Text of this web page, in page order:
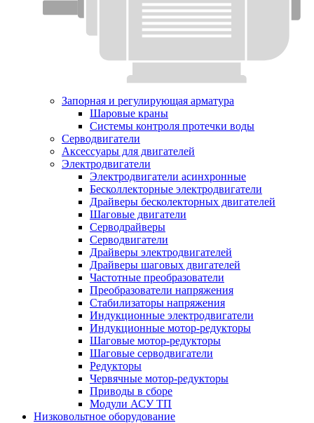
Запорная и регулирующая арматура
Шаровые краны
Системы контроля протечки воды
Серводвигатели
Аксессуары для двигателей
Электродвигатели
Электродвигатели асинхронные
Бесколлекторные электродвигатели
Драйверы бесколекторных двигателей
Шаговые двигатели
Серводрайверы
Серводвигатели
Драйверы электродвигателей
Драйверы шаговых двигателей
Частотные преобразователи
Преобразователи напряжения
Стабилизаторы напряжения
Индукционные электродвигатели
Индукционные мотор-редукторы
Шаговые мотор-редукторы
Шаговые серводвигатели
Редукторы
Червячные мотор-редукторы
Приводы в сборе
Модули АСУ ТП
Низковольтное оборудование